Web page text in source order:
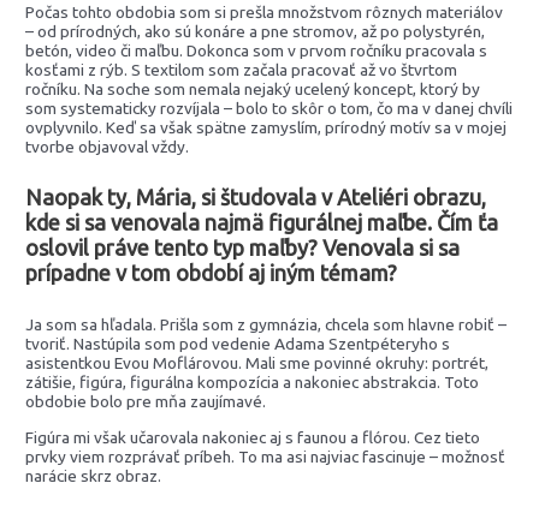
Počas tohto obdobia som si prešla množstvom rôznych materiálov
– od prírodných, ako sú konáre a pne stromov, až po polystyrén,
betón, video či maľbu. Dokonca som v prvom ročníku pracovala s
kosťami z rýb. S textilom som začala pracovať až vo štvrtom
ročníku. Na soche som nemala nejaký ucelený koncept, ktorý by
som systematicky rozvíjala – bolo to skôr o tom, čo ma v danej chvíli
ovplyvnilo. Keď sa však spätne zamyslím, prírodný motív sa v mojej
tvorbe objavoval vždy.
Naopak ty, Mária, si študovala v Ateliéri obrazu,
kde si sa venovala najmä figurálnej maľbe. Čím ťa
oslovil práve tento typ maľby? Venovala si sa
prípadne v tom období aj iným témam?
Ja som sa hľadala. Prišla som z gymnázia, chcela som hlavne robiť –
tvoriť. Nastúpila som pod vedenie Adama Szentpéteryho s
asistentkou Evou Moflárovou. Mali sme povinné okruhy: portrét,
zátišie, figúra, figurálna kompozícia a nakoniec abstrakcia. Toto
obdobie bolo pre mňa zaujímavé.
Figúra mi však učarovala nakoniec aj s faunou a flórou. Cez tieto
prvky viem rozprávať príbeh. To ma asi najviac fascinuje – možnosť
narácie skrz obraz.